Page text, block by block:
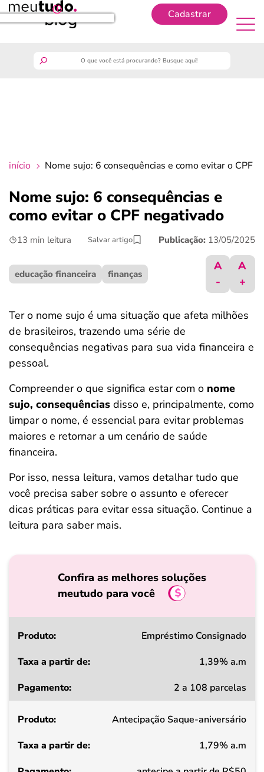
Cadastrar
Cadastrar
crédito fácil
últimas notícias
ferramentas
início Nome sujo: 6 consequências e como evitar o CPF
Nome sujo: 6 consequências e
como evitar o CPF negativado
13 min leitura Salvar artigo Publicação: 13/05/2025
educação financeira finanças
A
-
A
+
Ter o nome sujo é uma situação que afeta milhões
de brasileiros, trazendo uma série de
consequências negativas para sua vida financeira e
pessoal.
Compreender o que significa estar com o nome
sujo, consequências disso e, principalmente, como
limpar o nome, é essencial para evitar problemas
maiores e retornar a um cenário de saúde
financeira.
Por isso, nessa leitura, vamos detalhar tudo que
você precisa saber sobre o assunto e oferecer
dicas práticas para evitar essa situação. Continue a
leitura para saber mais.
Confira as melhores soluções
meutudo para você
Produto
a
de
Pagamento
Empréstimo Consignado
1,39% a.m
2 a 108 parcelas
Antecipação Saque-aniversário
1,79% a.m